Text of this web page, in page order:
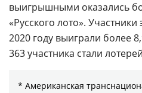
выигрышными оказались
«Русского лото». Участники
2020 году выиграли более
363 участника стали
* Американская